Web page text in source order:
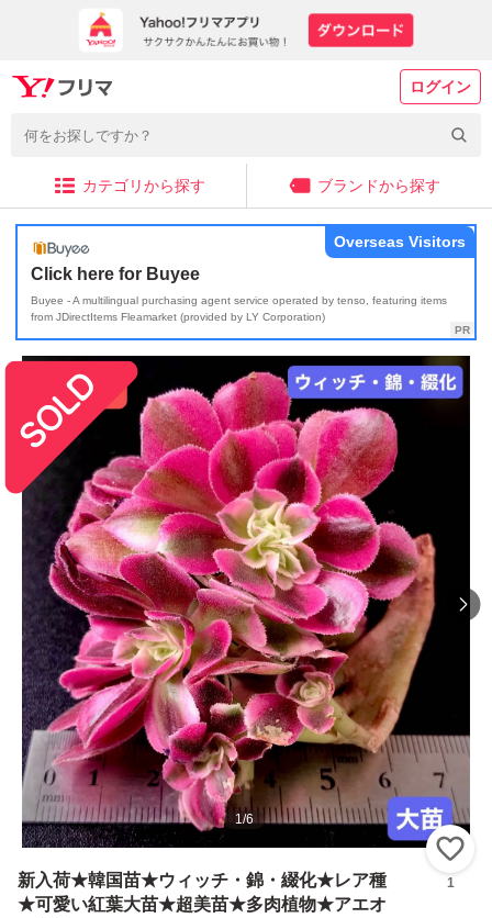
ログイン
カテゴリから探す ブランドから探す
Click here for Buyee
Buyee - A multilingual purchasing agent service operated by tenso, featuring items
from JDirectItems Fleamarket (provided by LY Corporation)
Overseas Visitors
1/6
新入荷★韓国苗★ウィッチ・錦・綴化★レア種
★可愛い紅葉大苗★超美苗★多肉植物★アエオ
1